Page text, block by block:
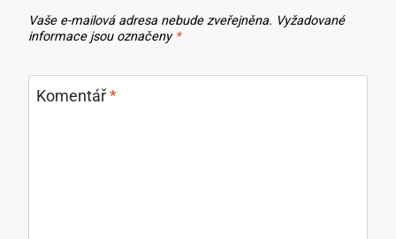
Vaše e-mailová adresa nebude zveřejněna. Vyžadované
informace jsou označeny *
Komentář*